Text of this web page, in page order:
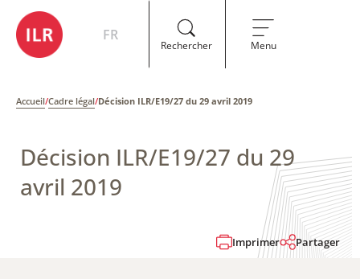
FR
Rechercher Menu
Accueil/Cadre légal/Décision ILR/E19/27 du 29 avril 2019
Décision ILR/E19/27 du 29
avril 2019
Imprimer Partager